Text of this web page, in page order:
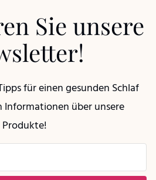
Sie unsere
für einen gesunden Schlaf
Informationen über unsere
Produkte!